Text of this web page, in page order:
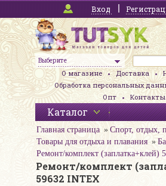
Вход
Выберите
О магазине Доставка
Обработка персональных
Опт
Контакты
Каталог
Главная страница
Спорт, отдых,
Товары для отдыха и плавания
Ремонт/комплект (заплатка+клей)
Ремонт/комплект
59632 INTEX